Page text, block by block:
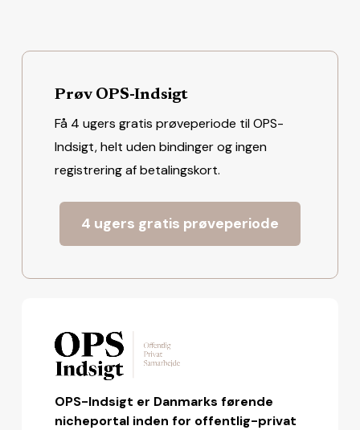
Prøv OPS-Indsigt
Få 4 ugers gratis prøveperiode til OPS-
Indsigt, helt uden bindinger og ingen
registrering af betalingskort.
4 ugers gratis prøveperiode
OPS-Indsigt er Danmarks førende
nicheportal inden for offentlig-privat